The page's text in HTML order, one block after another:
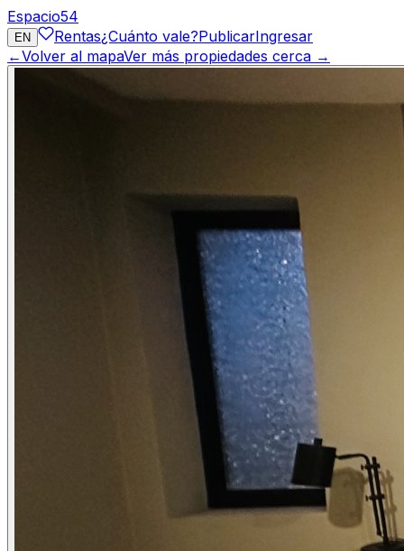
Espacio54
EN Rentas¿Cuánto vale?PublicarIngresar
←Volver al mapaVer más propiedades cerca →